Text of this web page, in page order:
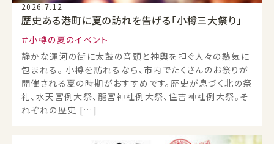
2026.7.12
歴史ある港町に夏の訪れを告げる「小樽三大祭り」
小樽の夏のイベント
静かな運河の街に太鼓の音頭と神輿を担ぐ人々の熱気に
包まれる。 小樽を訪れるなら、市内でたくさんのお祭りが
開催される夏の時期がおすすめです。歴史が息づく北の祭
礼、水天宮例大祭、龍宮神社例大祭、住吉神社例大祭。そ
れぞれの歴史 […]